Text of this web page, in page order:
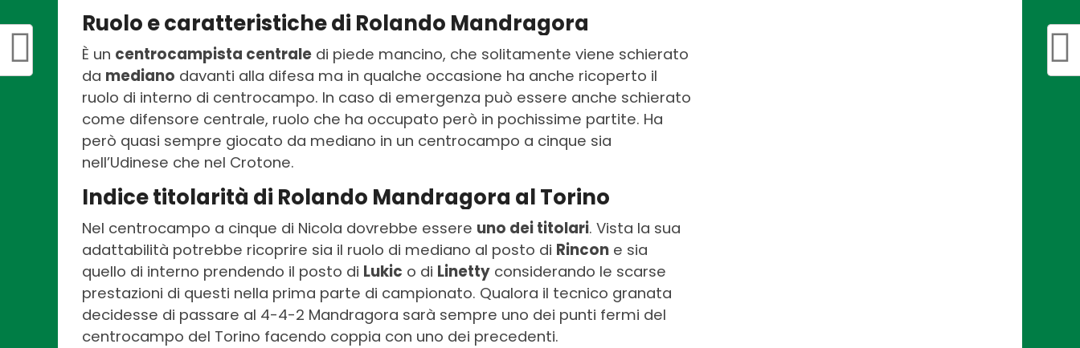
Ruolo e caratteristiche di Rolando Mandragora
È un centrocampista centrale di piede mancino, che solitamente viene schierato
da mediano davanti alla difesa ma in qualche occasione ha anche ricoperto il
ruolo di interno di centrocampo. In caso di emergenza può essere anche schierato
come difensore centrale, ruolo che ha occupato però in pochissime partite. Ha
però quasi sempre giocato da mediano in un centrocampo a cinque sia
nell’Udinese che nel Crotone.
Indice titolarità di Rolando Mandragora al Torino
Nel centrocampo a cinque di Nicola dovrebbe essere uno dei titolari. Vista la sua
adattabilità potrebbe ricoprire sia il ruolo di mediano al posto di Rincon e sia
quello di interno prendendo il posto di Lukic o di Linetty considerando le scarse
prestazioni di questi nella prima parte di campionato. Qualora il tecnico granata
decidesse di passare al 4-4-2 Mandragora sarà sempre uno dei punti fermi del
centrocampo del Torino facendo coppia con uno dei precedenti.